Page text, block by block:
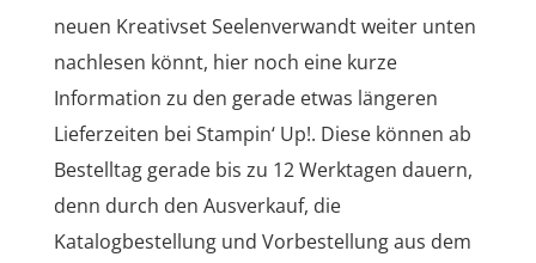
neuen Kreativset Seelenverwandt weiter unten
nachlesen könnt, hier noch eine kurze
Information zu den gerade etwas längeren
Lieferzeiten bei Stampin‘ Up!. Diese können ab
Bestelltag gerade bis zu 12 Werktagen dauern,
denn durch den Ausverkauf, die
Katalogbestellung und Vorbestellung aus dem